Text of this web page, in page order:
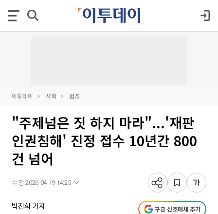
이투데이 사회 법조
"주제넘은 짓 하지 마라"...'재판
인권침해' 진정 접수 10년간 800
건 넘어
수정 2026-04-19 14:25
박진희 기자 구글 선호매체 추가